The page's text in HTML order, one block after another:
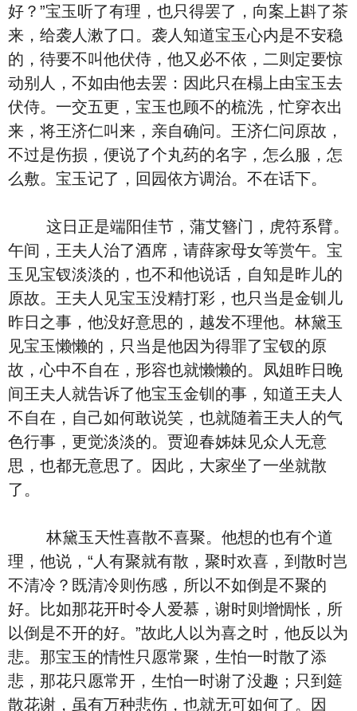
好？”宝玉听了有理，也只得罢了，向案上斟了茶
来，给袭人漱了口。袭人知道宝玉心内是不安稳
的，待要不叫他伏侍，他又必不依，二则定要惊
动别人，不如由他去罢：因此只在榻上由宝玉去
伏侍。一交五更，宝玉也顾不的梳洗，忙穿衣出
来，将王济仁叫来，亲自确问。王济仁问原故，
不过是伤损，便说了个丸药的名字，怎么服，怎
么敷。宝玉记了，回园依方调治。不在话下。
这日正是端阳佳节，蒲艾簪门，虎符系臂。
午间，王夫人治了酒席，请薛家母女等赏午。宝
玉见宝钗淡淡的，也不和他说话，自知是昨儿的
原故。王夫人见宝玉没精打彩，也只当是金钏儿
昨日之事，他没好意思的，越发不理他。林黛玉
见宝玉懒懒的，只当是他因为得罪了宝钗的原
故，心中不自在，形容也就懒懒的。凤姐昨日晚
间王夫人就告诉了他宝玉金钏的事，知道王夫人
不自在，自己如何敢说笑，也就随着王夫人的气
色行事，更觉淡淡的。贾迎春姊妹见众人无意
思，也都无意思了。因此，大家坐了一坐就散
了。
林黛玉天性喜散不喜聚。他想的也有个道
理，他说，“人有聚就有散，聚时欢喜，到散时岂
不清冷？既清冷则伤感，所以不如倒是不聚的
好。比如那花开时令人爱慕，谢时则增惆怅，所
以倒是不开的好。”故此人以为喜之时，他反以为
悲。那宝玉的情性只愿常聚，生怕一时散了添
悲，那花只愿常开，生怕一时谢了没趣；只到筵
散花谢，虽有万种悲伤，也就无可如何了。因